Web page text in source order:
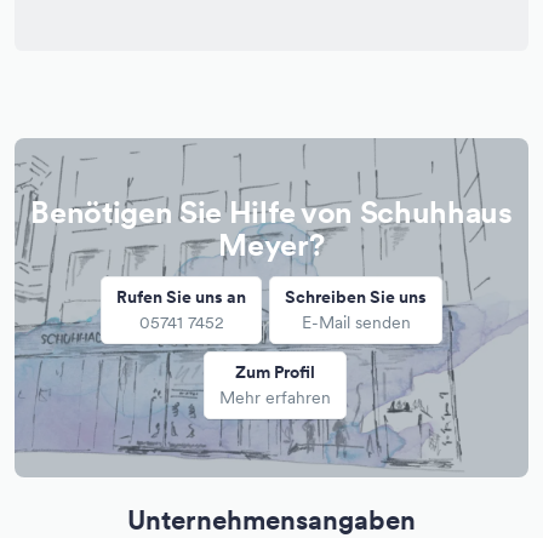
Benötigen Sie Hilfe von Schuhhaus
Meyer?
Rufen Sie uns an
05741 7452
Schreiben Sie uns
E-Mail senden
Zum Profil
Mehr erfahren
Unternehmensangaben